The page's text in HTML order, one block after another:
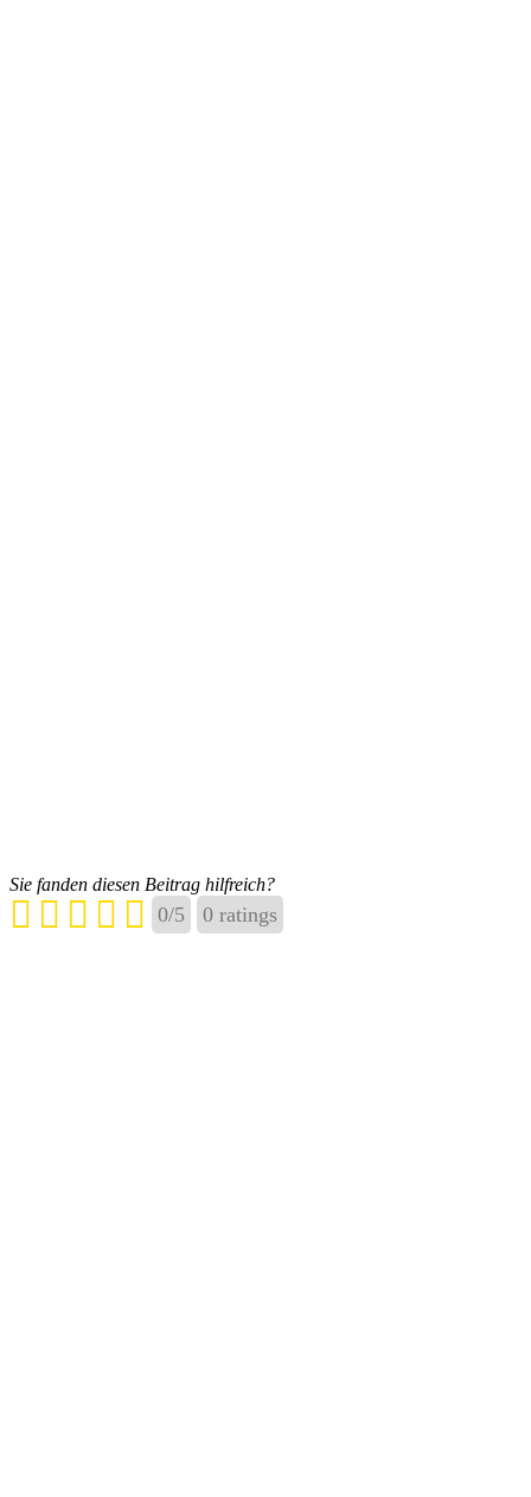
Sie fanden diesen Beitrag hilfreich?
0/5 0 ratings